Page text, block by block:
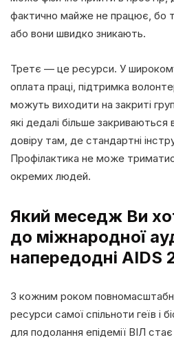
фактично майже не працює, бо
або вони швидко зникають.
Третє — це ресурси. У широкому
оплата праці, підтримка
можуть виходити на закриті
які дедалі більше закриваються
довіру там, де стандартні
Профілактика не може
окремих людей.
Який меседж Ви
до міжнародної
напередодні AIDS
З кожним роком
ресурси самої спільноти геїв і
для подолання епідемії ВІЛ